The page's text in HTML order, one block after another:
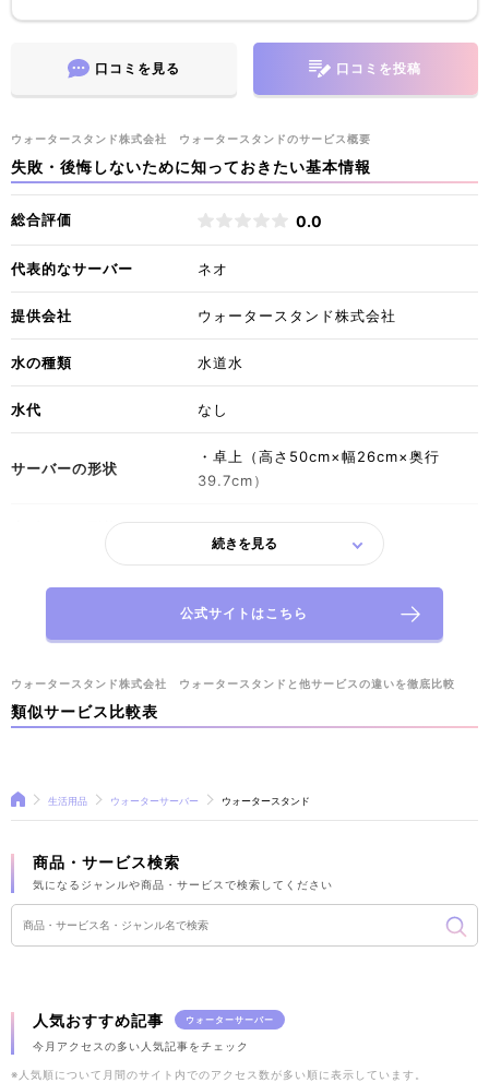
口コミを見る 口コミを投稿
ウォータースタンド株式会社 ウォータースタンドのサービス概要
失敗・後悔しないために知っておきたい基本情報
総合評価 0.0
代表的なサーバー ネオ
提供会社 ウォータースタンド株式会社
水の種類 水道水
水代 なし
サーバーの形状
・卓上（高さ50cm×幅26cm×奥行
39.7cm）
水ボトルの形状 なし
レバー式
その他の機能
自動節電モード
続きを見る
公式サイトはこちら
ウォータースタンド株式会社 ウォータースタンドと他サービスの違いを徹底比較
類似サービス比較表
生活用品 ウォーターサーバー ウォータースタンド
商品・サービス検索
気になるジャンルや商品・サービスで検索してください
人気おすすめ記事 ウォーターサーバー
今月アクセスの多い人気記事をチェック
※人気順について月間のサイト内でのアクセス数が多い順に表示しています。